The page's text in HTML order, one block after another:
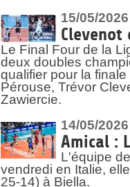
15/05/2026
Le Final Four de la
deux doubles
qualifier pour la
Pérouse, Trévor
Zawiercie.
14/05/2026
Amical :
L'équipe
vendredi en Italie,
25-14) à Biella.